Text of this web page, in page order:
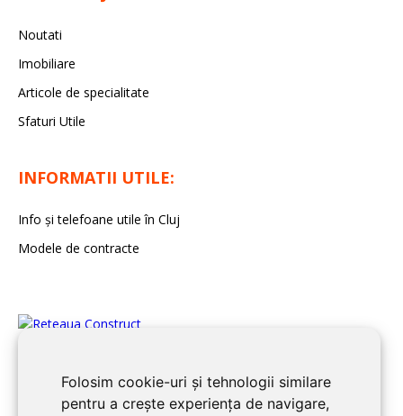
Folosim cookie-uri și tehnologii similare
pentru a crește experiența de navigare,
Noutati
Imobiliare
Articole de specialitate
Sfaturi Utile
INFORMATII UTILE:
Info și telefoane utile în Cluj
Modele de contracte